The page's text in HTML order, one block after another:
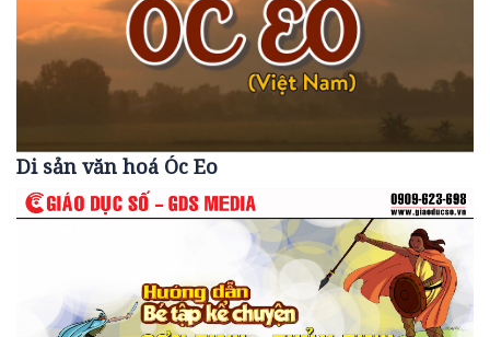
Di sản văn hoá Óc Eo